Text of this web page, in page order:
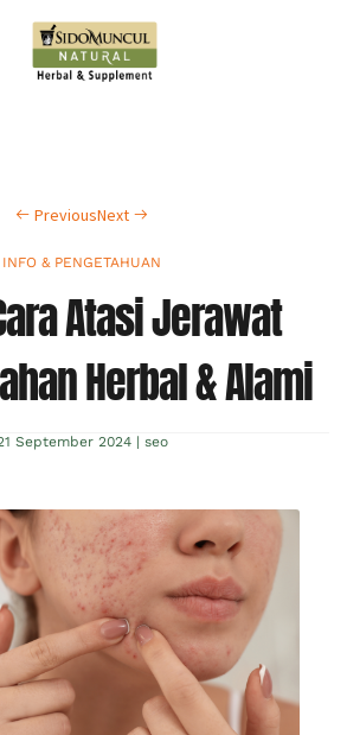
PreviousNext
INFO & PENGETAHUAN
Atasi Jerawat
Herbal & Alami
September 2024 | seo